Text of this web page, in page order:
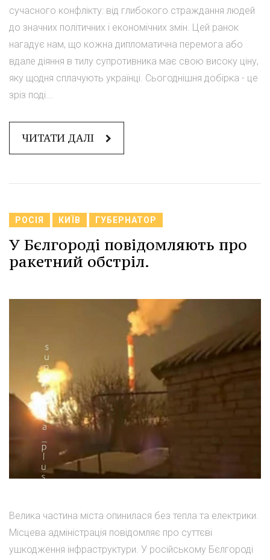
сучасного конфлікту: від глибокого страждання людей
до значних політичних і економічних змін. Цей ранок
нагадує нам, що кожна дипломатична перемога або
вдале діяння в тилу супротивника має свою високу ціну,
яку щодня сплачують українці. Сьогоднішня добірка - це
зріз поді...
ЧИТАТИ ДАЛІ
РОСІЯ КИЇВ ГУБЕРНАТОР
У Бєлгороді повідомляють про
ракетний обстріл.
Велика частина міста опинилася без тепла та електрики.
Місцева адміністрація повідомляє про суттєві
ушкодження інфраструктури. У російському Бєлгороді